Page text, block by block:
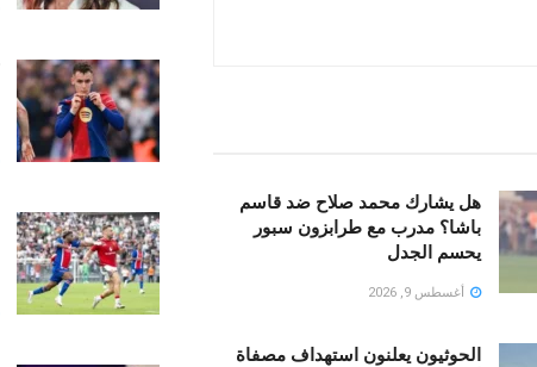
هل يشارك محمد صلاح ضد قاسم
باشا؟ مدرب مع طرابزون سبور
يحسم الجدل
أغسطس 9, 2026
الحوثيون يعلنون استهداف مصفاة